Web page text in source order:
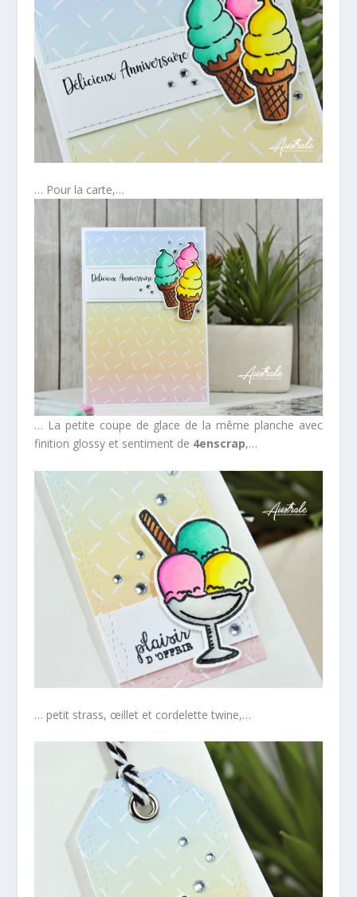
… Pour la carte,…
… La petite coupe de glace de la même planche avec
finition glossy et sentiment de 4enscrap,…
… petit strass, œillet et cordelette twine,…